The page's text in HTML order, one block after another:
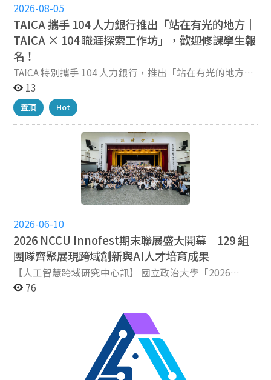
2026-08-05
TAICA 攜手 104 人力銀行推出「站在有光的地方｜
TAICA × 104 職涯探索工作坊」，歡迎修課學生報
名！
TAICA 特別攜手 104 人力銀行，推出「站在有光的地方｜
TAICA × 104 職涯探索工作坊」 ???? 活動資訊｜站在有
光的地方TAICA × 104 職涯探索工作坊 ???? 活動時間｜
2026.08.25(二) 下午1:30-4:30 ???? 活動地點｜臺大醫院
國際會議中心205會議室 ???? 活動名額｜40 人，小班
課學生優先錄取) ???? 與其一個人反覆想「我到底適合什
麼」，不如用一個下午，和真正了解職場的人一起找答
身邊的同學開始找實習、投履歷、準備面試，甚至已經有
人很清楚自己畢業後想去哪裡—— 你是不是也會突然感到
有點焦慮： 「那我呢？」 「我到底適合什麼工作？」
「我也想開始努力，但要從什麼地方開始呢？」 在 AI 快
速改變職場的時代，選擇好像變多了，方向卻不一定變得
更清楚。 「我到底適合什麼工作？」這個問題，自己想三
個月，可能還是想不出答案。 但如果把這個問題，帶去問
那些每天都在看真實職缺、了解企業需要什麼人才的人，
TAICA 特別攜手 104 人力銀行，推出「站在有光的地方｜
TAICA × 104 職涯探索工作坊」， 邀請 104 職涯發展專
家，和你一起從「我不知道自己能做什麼」，慢慢整理
出：我擅長什麼？市場需要什麼？我下一步可以先做什
13
置頂 Hot
2026-06-10
2026 NCCU Innofest期末聯展盛大開幕 129 組
團隊齊聚展現跨域創新與AI人才培育成果
【人工智慧跨域研究中心訊】 國立政治大學「2026
NCCU Innofest期末聯展」於6月1日在四維堂盛大開幕，
展現人工智慧、資料分析、永續發展、數位轉型及跨域創
新等多元成果。今年聯展除政大師生外，亦邀請日本九州
大學、國立臺北科技大學、國立臺中科技大學夥伴共同參
展，透過跨校與國際交流，激盪更多創新思維與合作契
機。活動當日亦邀請數位發展部數位產業署平臺經濟組組
76